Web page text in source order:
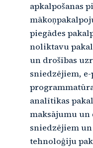
apkalpošanas
piegādes
noliktavu
un drošības
sniedzējiem, e-
analītikas
maksājumu
sniedzējiem
tehnoloģiju